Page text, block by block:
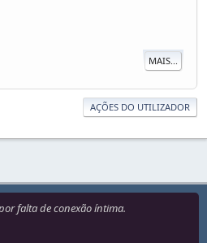
MAIS...
AÇÕES DO UTILIZADOR
falta de conexão íntima.